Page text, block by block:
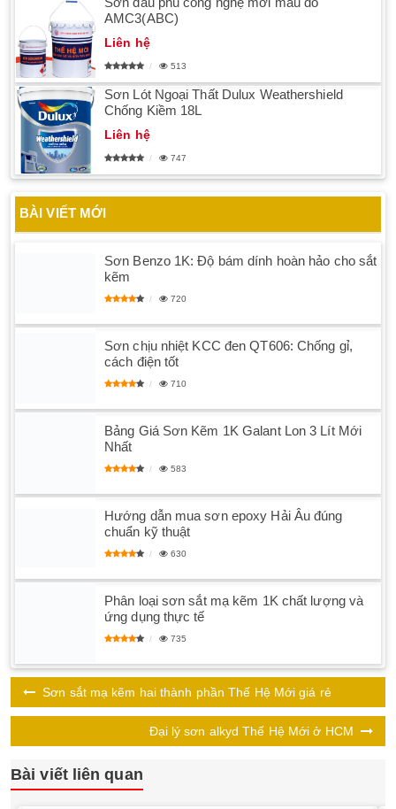
AMC3(ABC)
Liên hệ
513
Sơn Lót Ngoại Thất Dulux Weathershield
Chống Kiềm 18L
Liên hệ
747
BÀI VIẾT MỚI
Sơn Benzo 1K: Độ bám dính hoàn hảo cho sắt
kẽm
720
Sơn chịu nhiệt KCC đen QT606: Chống gỉ,
cách điện tốt
710
Bảng Giá Sơn Kẽm 1K Galant Lon 3 Lít Mới
Nhất
583
Hướng dẫn mua sơn epoxy Hải Âu đúng
chuẩn kỹ thuật
630
Phân loại sơn sắt mạ kẽm 1K chất lượng và
ứng dụng thực tế
735
Sơn sắt mạ kẽm hai thành phần Thế Hệ Mới giá rẻ
Đại lý sơn alkyd Thế Hệ Mới ở HCM
Bài viết liên quan